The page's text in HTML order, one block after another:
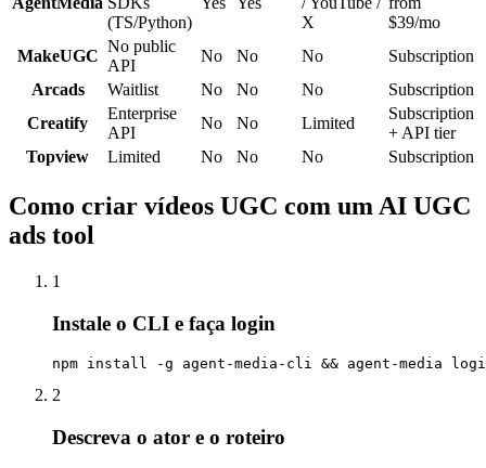
(TS/Python)
X
$39/mo
MakeUGC
No public
API
No No No
Subscription
Arcads
Waitlist No No No
Subscription
Creatify
Enterprise
API
No No Limited
Subscription
+ API tier
Topview
Limited No No No Subscription
Como criar vídeos UGC com um AI UGC
ads tool
1
Instale o CLI e faça login
npm install -g agent-media-cli && agent-media
2
Descreva o ator e o roteiro